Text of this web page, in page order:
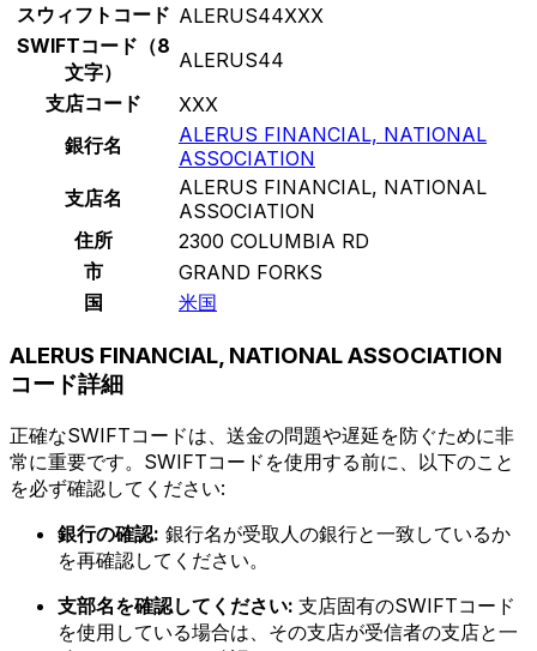
スウィフトコード ALERUS44XXX
SWIFTコード（8
文字）
ALERUS44
支店コード
XXX
銀行名
ALERUS FINANCIAL, NATIONAL
ASSOCIATION
支店名
ALERUS FINANCIAL, NATIONAL
ASSOCIATION
住所
2300 COLUMBIA RD
市
GRAND FORKS
国
米国
ALERUS FINANCIAL, NATIONAL ASSOCIATION
コード詳細
正確なSWIFTコードは、送金の問題や遅延を防ぐために非
常に重要です。SWIFTコードを使用する前に、以下のこと
を必ず確認してください:
銀行の確認: 銀行名が受取人の銀行と一致しているか
を再確認してください。
支部名を確認してください: 支店固有のSWIFTコード
を使用している場合は、その支店が受信者の支店と一